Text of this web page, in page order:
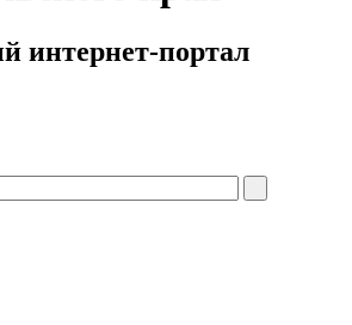
интернет-портал